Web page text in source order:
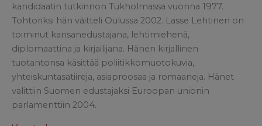
kandidaatin tutkinnon Tukholmassa vuonna 1977.
Tohtoriksi hän väitteli Oulussa 2002. Lasse Lehtinen on
toiminut kansanedustajana, lehtimiehenä,
diplomaattina ja kirjailijana. Hänen kirjallinen
tuotantonsa käsittää poliitikkomuotokuvia,
yhteiskuntasatiireja, asiaproosaa ja romaaneja. Hänet
valittiin Suomen edustajaksi Euroopan unionin
parlamenttiin 2004.